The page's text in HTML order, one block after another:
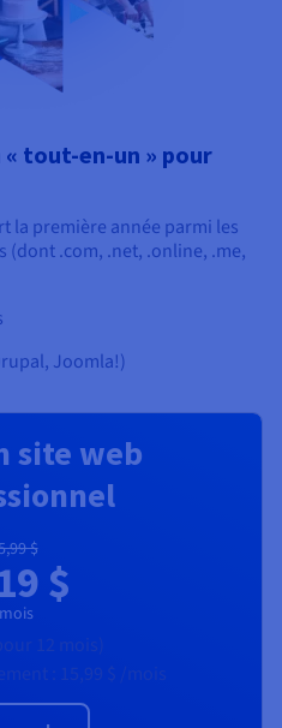
tout-en-un » pour
la première année parmi les
(dont .com, .net, .online, .me,
Joomla!)
site web
$
$